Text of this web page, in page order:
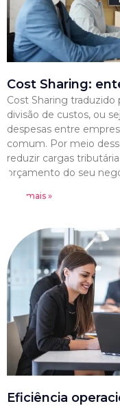
Cost Sharing:
Cost Sharing traduzido
divisão de custos, ou
despesas entre
comum. Por meio
reduzir cargas
orçamento do seu
Leia mais »
Eficiência